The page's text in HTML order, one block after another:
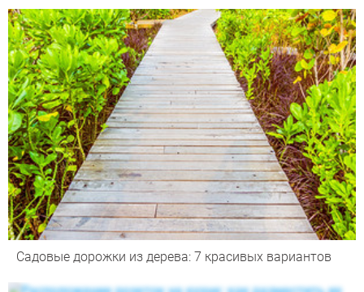
Садовые дорожки из дерева: 7 красивых вариантов